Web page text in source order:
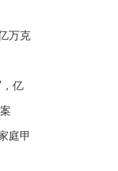
万克
亿
庭甲